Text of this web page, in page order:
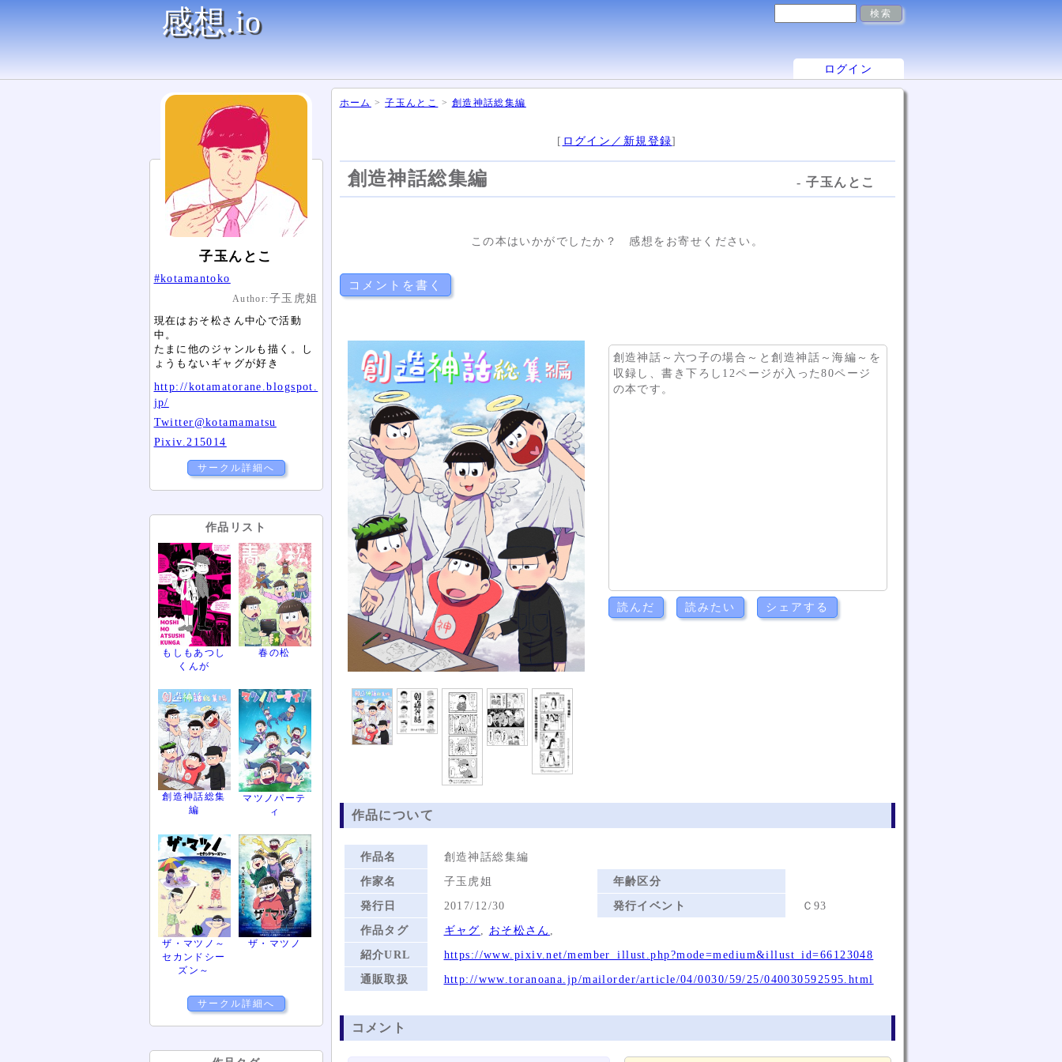
感想.io
ログイン
ホーム >子玉んとこ > 創造神話総集編
[ ログイン／新規登録]
創造神話総集編 - 子玉んとこ
この本はいかがでしたか？ 感想をお寄せください。
コメントを書く
創造神話～六つ子の場合～と創造神話～海編～を
収録し、書き下ろし12ページが入った80ページ
の本です。
読んだ 読みたい シェアする
作品について
作品名
創造神話総集編
作家名
子玉虎姐
年齢区分
発行日
2017/12/30 発行イベント
Ｃ93
作品タグ
ギャグ, おそ松さん ,
紹介URL
https://www.pixiv.net/member_illust.php?mode=medium&illust_id=66123048
通販取扱
http://www.toranoana.jp/mailorder/article/04/0030/59/25/040030592595.html
コメント
子玉んとこ
#kotamantoko
Author:子玉虎姐
現在はおそ松さん中心で活動
中。
たまに他のジャンルも描く。し
ょうもないギャグが好き
http://kotamatorane.blogspot.
jp/
Twitter@kotamamatsu
Pixiv.215014
サークル詳細へ
作品リスト
もしもあつし
くんが
春の松
創造神話総集
編
マツノパーテ
ィ
ザ・マツノ～
セカンドシー
ズン～
ザ・マツノ
サークル詳細へ